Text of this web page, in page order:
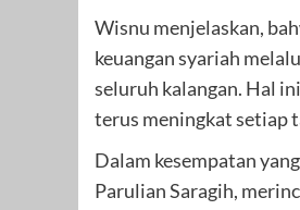
Wisnu menjelaskan,
keuangan syariah
seluruh kalangan. Hal
terus meningkat setiap
Dalam kesempatan
Parulian Saragih,